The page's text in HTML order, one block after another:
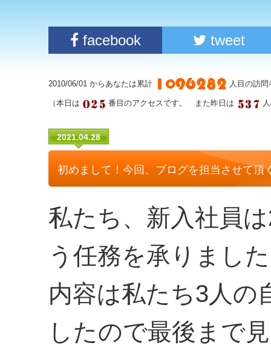
facebook tweet
2010/06/01 からあなたは累計 人目の訪
（本日は 番目のアクセスです。 また昨日は
2021.04.28
初めまして！今回、ブログを担当させて頂
私たち、新入社員
う任務を承りまし
内容は私たち3人の
したので最後まで